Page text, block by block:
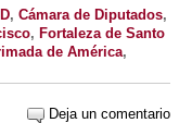
, Cámara de Diputados,
, Fortaleza de Santo
de América,
Deja un comentario